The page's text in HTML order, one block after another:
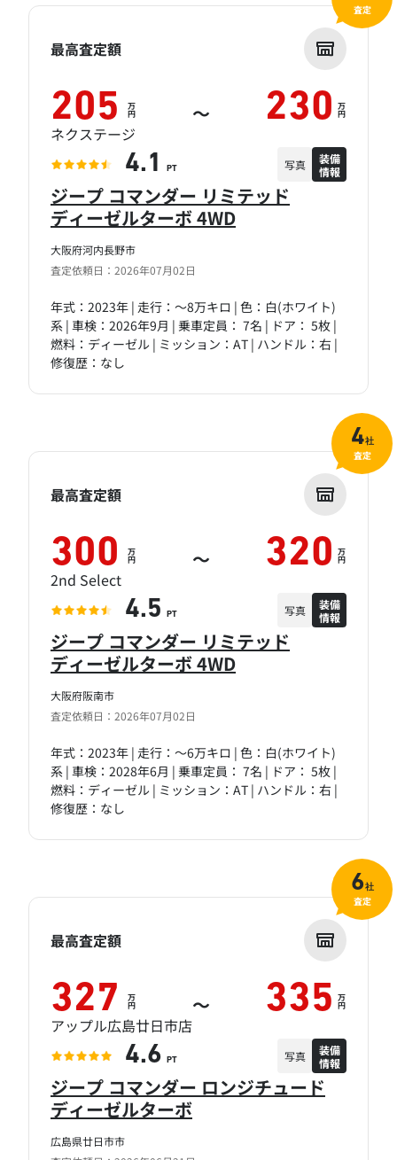
大阪府河内長野市
査定依頼日：2026年07月02日
ジープ コマンダー リミテッド
ディーゼルターボ 4WD
年式：2023年 | 走行：～8万キロ | 色：白(ホワイト)
系 | 車検：2026年9月 | 乗車定員： 7名 | ドア： 5枚 |
燃料：ディーゼル | ミッション：AT | ハンドル：右 |
修復歴：なし
最高査定額
205 万
円 ～ 230 万
円
ネクステージ
4.1 PT 写真
装備
情報
査定
大阪府阪南市
査定依頼日：2026年07月02日
ジープ コマンダー リミテッド
ディーゼルターボ 4WD
年式：2023年 | 走行：～6万キロ | 色：白(ホワイト)
系 | 車検：2028年6月 | 乗車定員： 7名 | ドア： 5枚 |
燃料：ディーゼル | ミッション：AT | ハンドル：右 |
修復歴：なし
最高査定額
300 万
円 ～ 320 万
円
2nd Select
4.5 PT 写真
装備
情報
4社
査定
広島県廿日市市
ジープ コマンダー ロンジチュード
ディーゼルターボ
最高査定額
327 万
円 ～ 335 万
円
アップル広島廿日市店
4.6 PT 写真
装備
情報
6社
査定